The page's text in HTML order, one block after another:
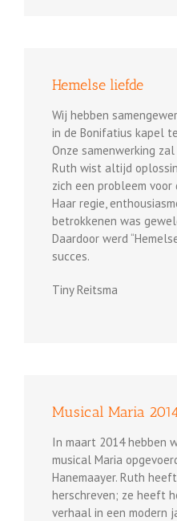
Hemelse liefde
Wij hebben
in de Bonifatius kapel
Onze samenwerking
Ruth wist altijd
zich een probleem voor
Haar regie,
betrokkenen was
Daardoor werd
succes.
Tiny Reitsma
Musical Maria
In maart 2014 hebben
musical Maria
Hanemaayer. Ruth
herschreven; ze heeft
verhaal in een modern